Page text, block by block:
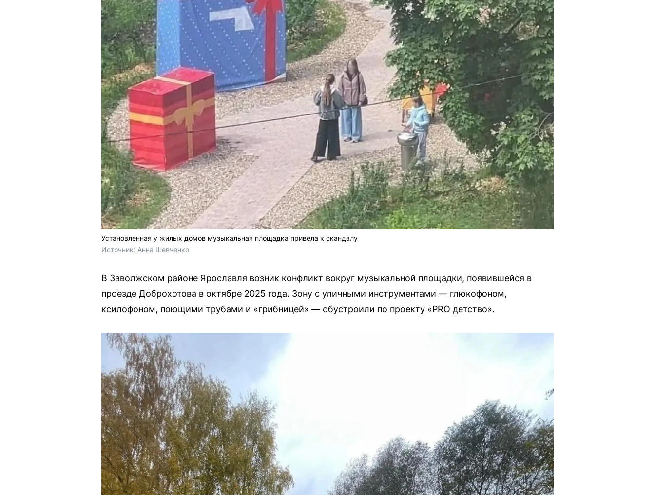
Установленная у жилых домов музыкальная площадка привела к скандалу
Источник: Анна Шевченко
В Заволжском районе Ярославля возник конфликт вокруг музыкальной площадки, появившейся в
проезде Доброхотова в октябре 2025 года. Зону с уличными инструментами — глюкофоном,
ксилофоном, поющими трубами и «грибницей» — обустроили по проекту «PRO детство».